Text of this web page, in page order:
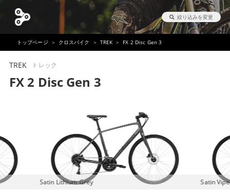
絞り込みを変更
トップページ クロスバイク TREK FX 2 Disc Gen 3
Satin Lithium Grey Satin
TREK トレック
FX 2 Disc Gen 3